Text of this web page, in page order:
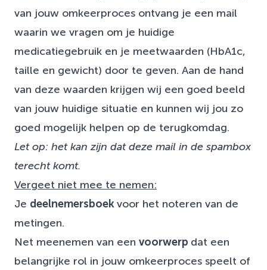
van jouw omkeerproces ontvang je een mail
waarin we vragen om je huidige
medicatiegebruik en je meetwaarden (HbA1c,
taille en gewicht) door te geven. Aan de hand
van deze waarden krijgen wij een goed beeld
van jouw huidige situatie en kunnen wij jou zo
goed mogelijk helpen op de terugkomdag.
Let op: het kan zijn dat deze mail in de spambox
terecht komt.
Vergeet niet mee te nemen:
Je deelnemersboek voor het noteren van de
metingen.
Net meenemen van een voorwerp dat een
belangrijke rol in jouw omkeerproces speelt of